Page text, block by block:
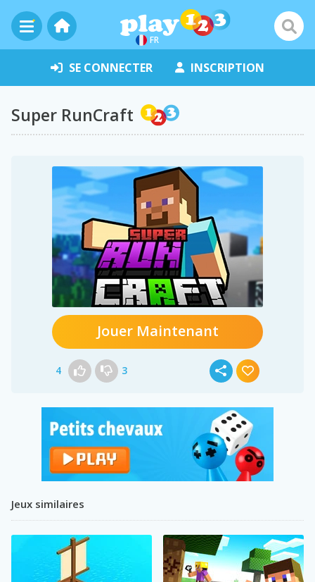
FR
SE CONNECTER INSCRIPTION
Super RunCraft
Jouer Maintenant
4 3
Jeux similaires